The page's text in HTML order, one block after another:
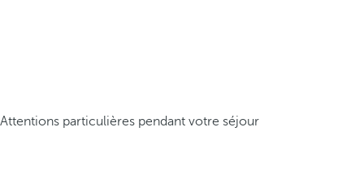
Attentions particulières pendant votre séjour